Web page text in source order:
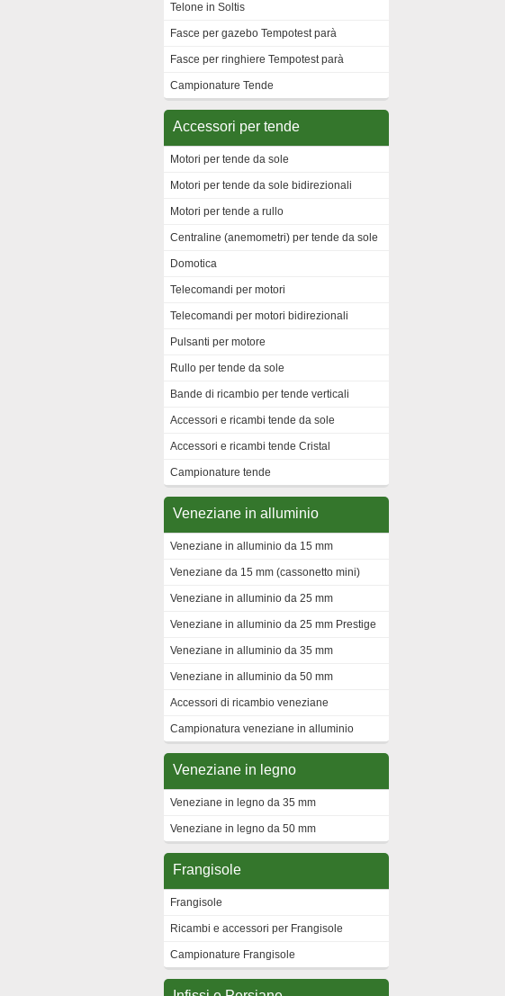
Telone in Soltis
Fasce per gazebo Tempotest parà
Fasce per ringhiere Tempotest parà
Campionature Tende
Accessori per tende
Motori per tende da sole
Motori per tende da sole bidirezionali
Motori per tende a rullo
Centraline (anemometri) per tende da sole
Domotica
Telecomandi per motori
Telecomandi per motori bidirezionali
Pulsanti per motore
Rullo per tende da sole
Bande di ricambio per tende verticali
Accessori e ricambi tende da sole
Accessori e ricambi tende Cristal
Campionature tende
Veneziane in alluminio
Veneziane in alluminio da 15 mm
Veneziane da 15 mm (cassonetto mini)
Veneziane in alluminio da 25 mm
Veneziane in alluminio da 25 mm Prestige
Veneziane in alluminio da 35 mm
Veneziane in alluminio da 50 mm
Accessori di ricambio veneziane
Campionatura veneziane in alluminio
Veneziane in legno
Veneziane in legno da 35 mm
Veneziane in legno da 50 mm
Frangisole
Frangisole
Ricambi e accessori per Frangisole
Campionature Frangisole